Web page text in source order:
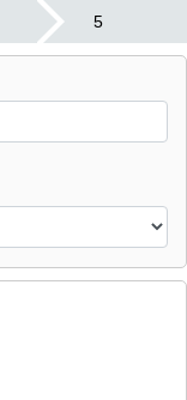
5